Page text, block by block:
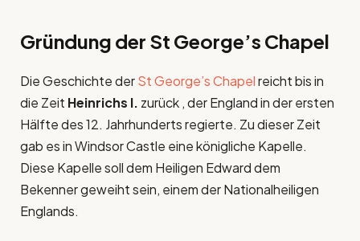
Gründung der St George’s Chapel
Die Geschichte derSt George’s Chapelreicht bis in
die Zeit Heinrichs I. zurück , der England in der ersten
Hälfte des 12. Jahrhunderts regierte. Zu dieser Zeit
gab es in Windsor Castle eine königliche Kapelle.
Diese Kapelle soll dem Heiligen Edward dem
Bekenner geweiht sein, einem der Nationalheiligen
Englands.